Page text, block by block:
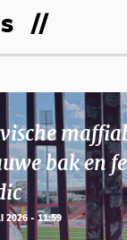
bak en
2026 - 11:59